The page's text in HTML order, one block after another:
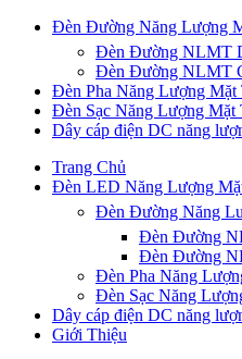
Đèn Đường Năng Lượng
Đèn Đường NLMT
Đèn Đường NLMT
Đèn Pha Năng Lượng Mặt
Đèn Sạc Năng Lượng Mặt
Dây cáp điện DC năng
Trang Chủ
Đèn LED Năng Lượng
Đèn Đường Năng
Đèn Đường
Đèn Đường
Đèn Pha Năng
Đèn Sạc Năng
Dây cáp điện DC năng
Giới Thiệu